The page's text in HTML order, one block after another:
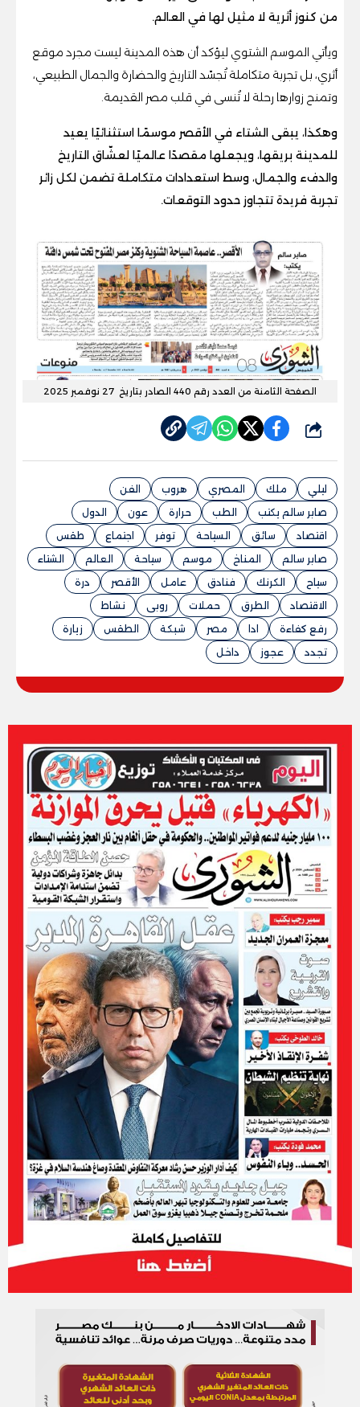
من كنوز أثرية لا مثيل لها في العالم.
ويأتي الموسم الشتوي ليؤكد أن هذه المدينة ليست مجرد موقع
أثري، بل تجربة متكاملة تُجسّد التاريخ والحضارة والجمال الطبيعي،
وتمنح زوارها رحلة لا تُنسى في قلب مصر القديمة.
وهكذا، يبقى الشتاء في الأقصر موسمًا استثنائيًا يعيد
للمدينة بريقها، ويجعلها مقصدًا عالميًا لعشّاق التاريخ
والدفء والجمال، وسط استعدادات متكاملة تضمن لكل زائر
تجربة فريدة تتجاوز حدود التوقعات.
الصفحة الثامنة من العدد رقم 440 الصادر بتاريخ 27 نوفمبر 2025
شارك
ليلي ملك المصري هروب
الفن
صابر سالم يكتب
الطب حرارة عون
الدول
اقتصاد
سائق السياحة توفر اجتماع
طقس
صابر سالم
المناخ موسم سياحة العالم
الشتاء
سياح
الكرنك فنادق عامل الأقصر
درة
الاقتصاد
الطرق حملات روبى
نشاط
رفع كفاءة
ادا مصر شبكة الطقس
زيارة
تجدد
عجوز داخل